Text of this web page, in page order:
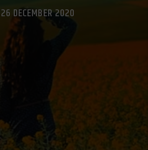
26 DECEMBER 2020